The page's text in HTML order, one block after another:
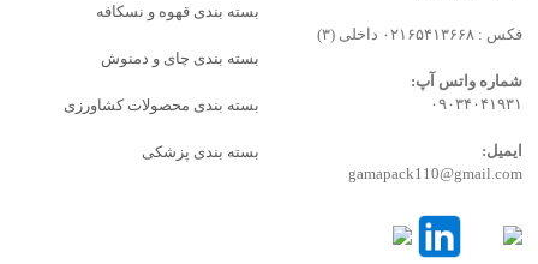
فکس : ۰۲۱۶۵۴۱۳۶۶۸ داخلی (۳)
شماره واتس آپ:
۰۹۰۳۴۰۴۱۹۳۱
ایمیل:
gamapack110@gmail.com
بسته بندی قهوه و نسکافه
بسته بندی چای و دمنوش
بسته بندی محصولات کشاورزی
بسته بندی پزشکی